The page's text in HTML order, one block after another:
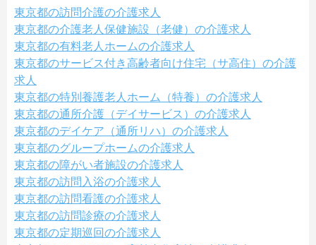
東京都の訪問介護の介護求人
東京都の介護老人保健施設（老健）の介護求人
東京都の有料老人ホームの介護求人
東京都のサービス付き高齢者向け住宅（サ高住）の介護
求人
東京都の特別養護老人ホーム（特養）の介護求人
東京都の通所介護（デイサービス）の介護求人
東京都のデイケア（通所リハ）の介護求人
東京都のグループホームの介護求人
東京都の障がい者施設の介護求人
東京都の訪問入浴の介護求人
東京都の訪問看護の介護求人
東京都の訪問診療の介護求人
東京都の定期巡回の介護求人